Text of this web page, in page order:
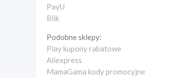
PayU
Blik
Podobne sklepy:
Play kupony rabatowe
Aliexpress
MamaGama kody promocyjne